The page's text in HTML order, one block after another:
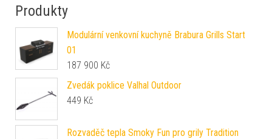
Produkty
Modulární venkovní kuchyně Brabura Grills Start
01
187 900 Kč
Zvedák poklice Valhal Outdoor
449 Kč
Rozvaděč tepla Smoky Fun pro grily Tradition